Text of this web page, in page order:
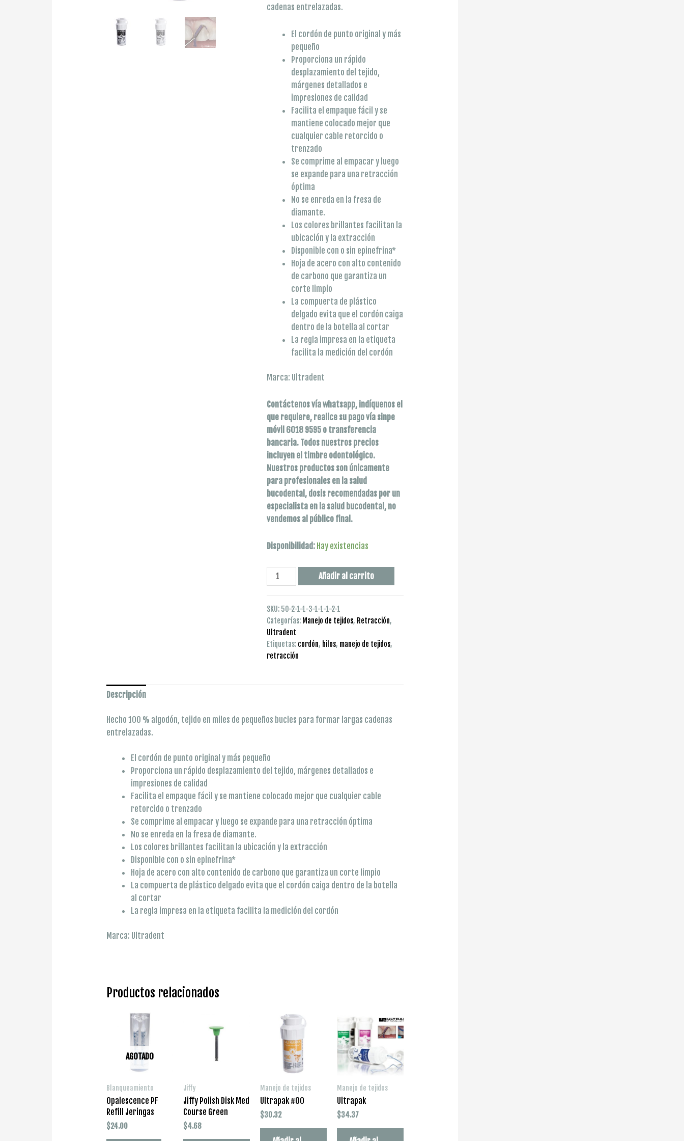
cadenas entrelazadas.
El cordón de punto original y más
pequeño
Proporciona un rápido
desplazamiento del tejido,
márgenes detallados e
impresiones de calidad
Facilita el empaque fácil y se
mantiene colocado mejor que
cualquier cable retorcido o
trenzado
Se comprime al empacar y luego
se expande para una retracción
óptima
No se enreda en la fresa de
diamante.
Los colores brillantes facilitan la
ubicación y la extracción
Disponible con o sin epinefrina*
Hoja de acero con alto contenido
de carbono que garantiza un
corte limpio
La compuerta de plástico
delgado evita que el cordón caiga
dentro de la botella al cortar
La regla impresa en la etiqueta
facilita la medición del cordón
Marca: Ultradent
Contáctenos vía whatsapp, indíquenos el
que requiere, realice su pago vía sinpe
móvil 6018 9595 o transferencia
bancaria. Todos nuestros precios
incluyen el timbre odontológico.
Nuestros productos son únicamente
para profesionales en la salud
bucodental, dosis recomendadas por un
especialista en la salud bucodental, no
vendemos al público final.
Disponibilidad: Hay existencias
Ultrapak
#000
Añadir al carrito
SKU: 50-2-1-1-3-1-1-1-2-1
Categorías: Manejo de tejidos, Retracción,
Ultradent
Etiquetas: cordón, hilos, manejo de tejidos,
retracción
Descripción
Hecho 100 % algodón, tejido en miles de pequeños bucles para formar largas cadenas
entrelazadas.
El cordón de punto original y más pequeño
Proporciona un rápido desplazamiento del tejido, márgenes detallados e
impresiones de calidad
Facilita el empaque fácil y se mantiene colocado mejor que cualquier cable
retorcido o trenzado
Se comprime al empacar y luego se expande para una retracción óptima
No se enreda en la fresa de diamante.
Los colores brillantes facilitan la ubicación y la extracción
Disponible con o sin epinefrina*
Hoja de acero con alto contenido de carbono que garantiza un corte limpio
La compuerta de plástico delgado evita que el cordón caiga dentro de la botella
al cortar
La regla impresa en la etiqueta facilita la medición del cordón
Marca: Ultradent
Productos relacionados
AGOTADO
Blanqueamiento
Opalescence PF
Refill Jeringas
$24.00
Jiffy
Jiffy Polish Disk Med
Course Green
$4.68
Manejo de tejidos
Ultrapak #00
$30.32
Manejo de tejidos
Ultrapak
$34.37